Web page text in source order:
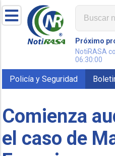
Próximo
NotiRASA
06:30:00
Policía y Seguridad
Comienza
el caso de